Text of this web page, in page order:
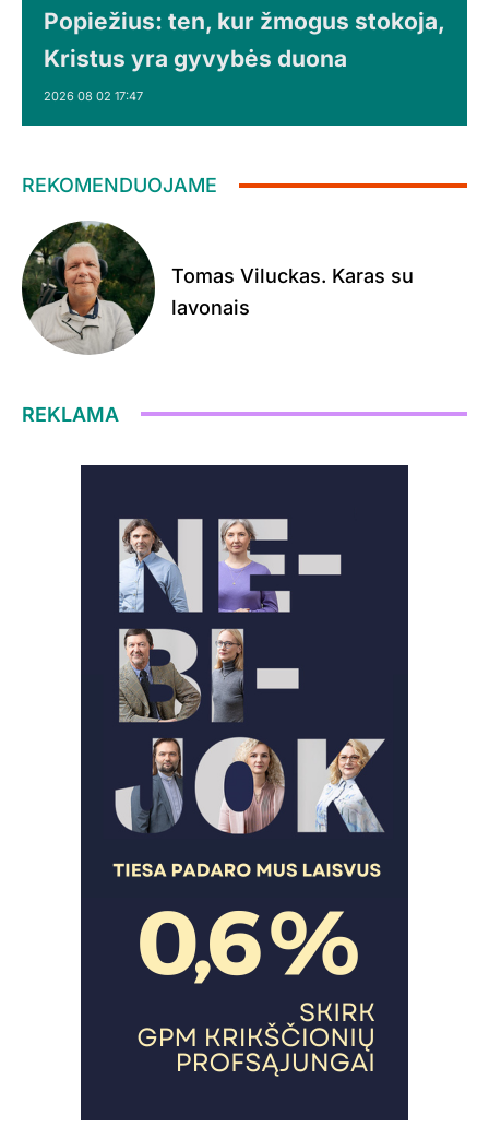
Popiežius: ten, kur žmogus stokoja,
Kristus yra gyvybės duona
2026 08 02 17:47
REKOMENDUOJAME
Tomas Viluckas. Karas su
lavonais
REKLAMA